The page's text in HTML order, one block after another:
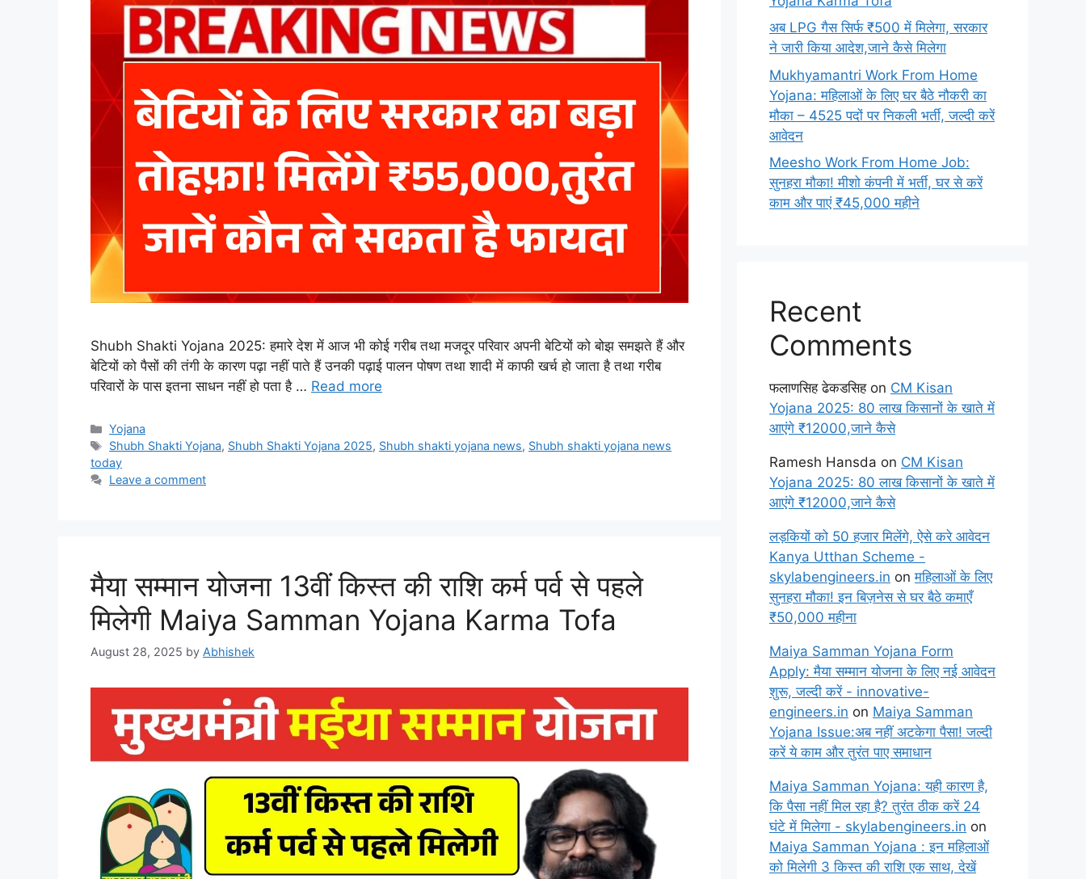
Shubh Shakti Yojana 2025: हमारे देश में आज भी कोई गरीब तथा मजदूर परिवार अपनी बेटियों को बोझ समझते हैं और
बेटियों को पैसों की तंगी के कारण पढ़ा नहीं पाते हैं उनकी पढ़ाई पालन पोषण तथा शादी में काफी खर्च हो जाता है तथा गरीब
परिवारों के पास इतना साधन नहीं हो पता है … Read more
Categories
Yojana
Tags
Shubh Shakti Yojana, Shubh Shakti Yojana 2025, Shubh shakti yojana news, Shubh shakti yojana news
today
Leave a comment
मैया सम्मान योजना 13वीं किस्त की राशि कर्म पर्व से पहले
मिलेगी Maiya Samman Yojana Karma Tofa
August 28, 2025 by Abhishek
अब LPG गैस सिर्फ ₹500 में मिलेगा, सरकार
ने जारी किया आदेश,जाने कैसे मिलेगा
Mukhyamantri Work From Home
Yojana: महिलाओं के लिए घर बैठे नौकरी का
मौका – 4525 पदों पर निकली भर्ती, जल्दी करें
आवेदन
Meesho Work From Home Job:
सुनहरा मौका! मीशो कंपनी में भर्ती, घर से करें
काम और पाएं ₹45,000 महीने
Recent
Comments
फलाणसिह ढेकडसिहon CM Kisan
Yojana 2025: 80 लाख किसानों के खाते में
आएंगे ₹12000,जाने कैसे
Ramesh Hansda on CM Kisan
Yojana 2025: 80 लाख किसानों के खाते में
आएंगे ₹12000,जाने कैसे
लड़कियों को 50 हजार मिलेंगे, ऐसे करे आवेदन
Kanya Utthan Scheme -
skylabengineers.in onमहिलाओं के लिए
सुनहरा मौका! इन बिज़नेस से घर बैठे कमाएँ
₹50,000 महीना
Maiya Samman Yojana Form
Apply: मैया सम्मान योजना के लिए नई आवेदन
शुरू, जल्दी करें - innovative-
engineers.in on Maiya Samman
Yojana Issue:अब नहीं अटकेगा पैसा! जल्दी
करें ये काम और तुरंत पाए समाधान
Maiya Samman Yojana: यही कारण है,
कि पैसा नहीं मिल रहा है? तुरंत ठीक करें 24
घंटे में मिलेगा - skylabengineers.in on
Maiya Samman Yojana : इन महिलाओं
को मिलेगी 3 किस्त की राशि एक साथ, देखें